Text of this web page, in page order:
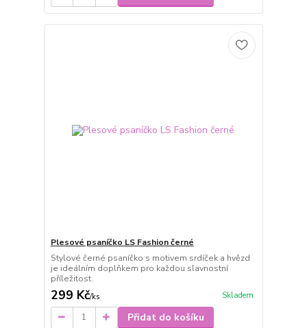
Plesové psaníčko LS Fashion černé
Stylové černé psaníčko s motivem srdíček a hvězd
je ideálním doplňkem pro každou slavnostní
příležitost.
299 Kč/ks Skladem
Přidat do košíku